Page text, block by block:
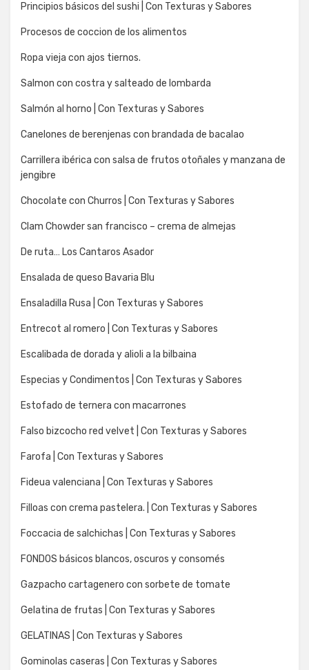
Principios básicos del sushi | Con Texturas y Sabores
Procesos de coccion de los alimentos
Ropa vieja con ajos tiernos.
Salmon con costra y salteado de lombarda
Salmón al horno | Con Texturas y Sabores
Canelones de berenjenas con brandada de bacalao
Carrillera ibérica con salsa de frutos otoñales y manzana de
jengibre
Chocolate con Churros | Con Texturas y Sabores
Clam Chowder san francisco – crema de almejas
De ruta… Los Cantaros Asador
Ensalada de queso Bavaria Blu
Ensaladilla Rusa | Con Texturas y Sabores
Entrecot al romero | Con Texturas y Sabores
Escalibada de dorada y alioli a la bilbaina
Especias y Condimentos | Con Texturas y Sabores
Estofado de ternera con macarrones
Falso bizcocho red velvet | Con Texturas y Sabores
Farofa | Con Texturas y Sabores
Fideua valenciana | Con Texturas y Sabores
Filloas con crema pastelera. | Con Texturas y Sabores
Foccacia de salchichas | Con Texturas y Sabores
FONDOS básicos blancos, oscuros y consomés
Gazpacho cartagenero con sorbete de tomate
Gelatina de frutas | Con Texturas y Sabores
GELATINAS | Con Texturas y Sabores
Gominolas caseras | Con Texturas y Sabores